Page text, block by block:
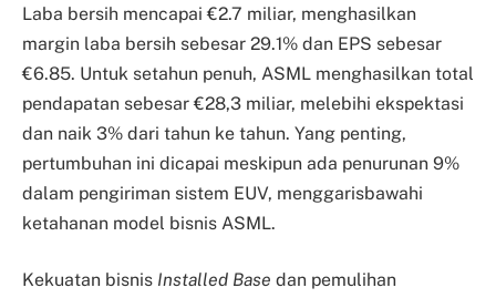
Laba bersih mencapai €2.7 miliar, menghasilkan
margin laba bersih sebesar 29.1% dan EPS sebesar
€6.85. Untuk setahun penuh, ASML menghasilkan total
pendapatan sebesar €28,3 miliar, melebihi ekspektasi
dan naik 3% dari tahun ke tahun. Yang penting,
pertumbuhan ini dicapai meskipun ada penurunan 9%
dalam pengiriman sistem EUV, menggarisbawahi
ketahanan model bisnis ASML.
Kekuatan bisnis Installed Base dan pemulihan